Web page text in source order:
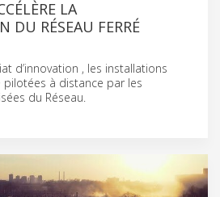
LA
DU RÉSEAU FERRÉ
d’innovation , les installations
pilotées à distance par les
du Réseau.